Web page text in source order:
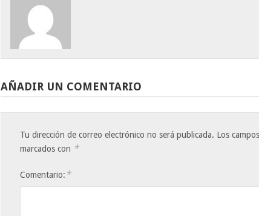
AÑADIR UN COMENTARIO
Tu dirección de correo electrónico no será publicada. Los
marcados con *
Comentario: *